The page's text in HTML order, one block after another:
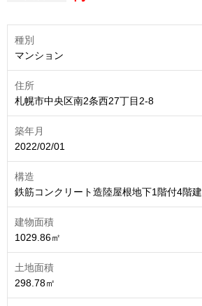
種別
マンション
住所
札幌市中央区南2条西27丁目2-8
築年月
2022/02/01
構造
鉄筋コンクリート造陸屋根地下1階付4階建
建物面積
1029.86㎡
土地面積
298.78㎡